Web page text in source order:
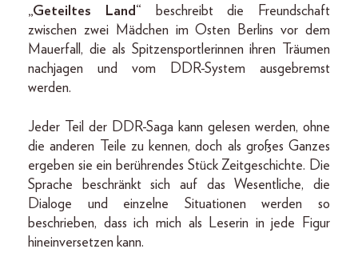
„Geteiltes Land“ beschreibt die Freundschaft
zwischen zwei Mädchen im Osten Berlins vor dem
Mauerfall, die als Spitzensportlerinnen ihren Träumen
nachjagen und vom DDR-System ausgebremst
werden.
Jeder Teil der DDR-Saga kann gelesen werden, ohne
die anderen Teile zu kennen, doch als großes Ganzes
ergeben sie ein berührendes Stück Zeitgeschichte. Die
Sprache beschränkt sich auf das Wesentliche, die
Dialoge und einzelne Situationen werden so
beschrieben, dass ich mich als Leserin in jede Figur
hineinversetzen kann.